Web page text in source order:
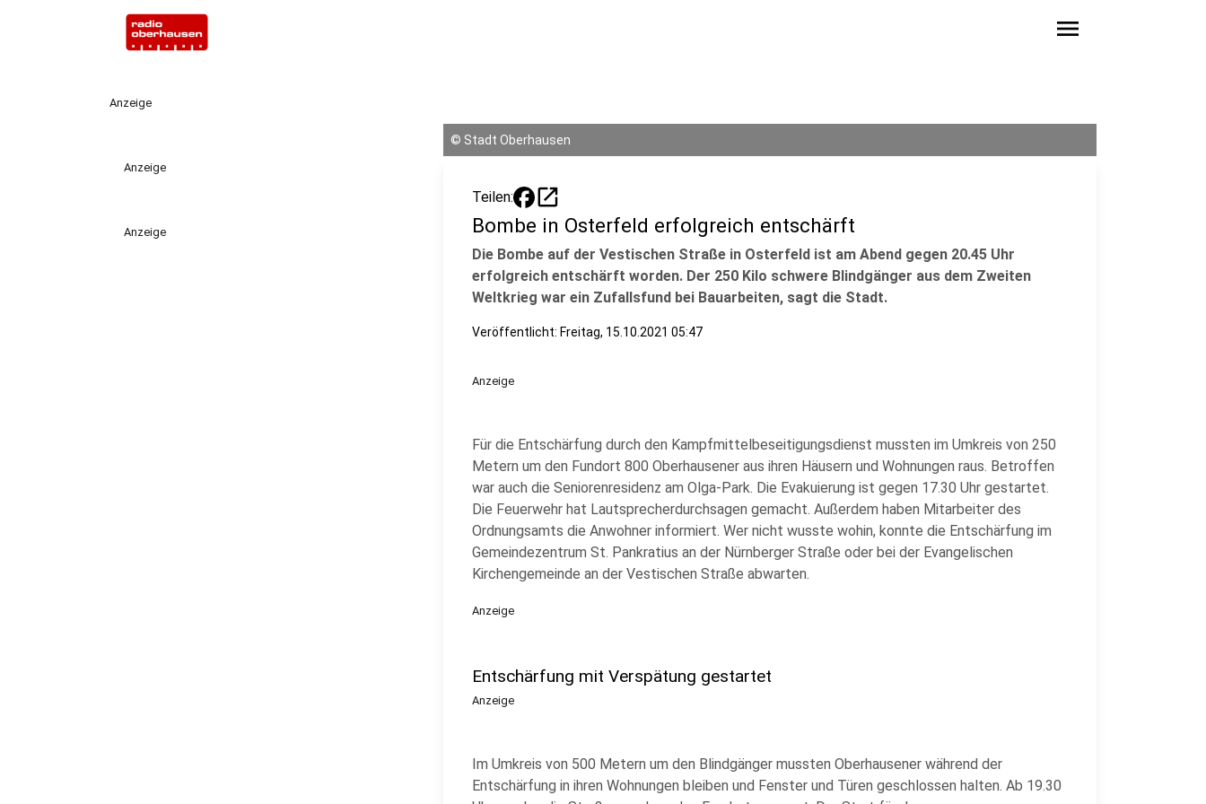
menu
Anzeige
Anzeige
Anzeige
© Stadt Oberhausen
Teilen: open_in_new
Bombe in Osterfeld erfolgreich entschärft
Die Bombe auf der Vestischen Straße in Osterfeld ist am Abend gegen 20.45 Uhr
erfolgreich entschärft worden. Der 250 Kilo schwere Blindgänger aus dem Zweiten
Weltkrieg war ein Zufallsfund bei Bauarbeiten, sagt die Stadt.
Veröffentlicht: Freitag, 15.10.2021 05:47
Anzeige
Für die Entschärfung durch den Kampfmittelbeseitigungsdienst mussten im Umkreis von 250
Metern um den Fundort 800 Oberhausener aus ihren Häusern und Wohnungen raus. Betroffen
war auch die Seniorenresidenz am Olga-Park. Die Evakuierung ist gegen 17.30 Uhr gestartet.
Die Feuerwehr hat Lautsprecherdurchsagen gemacht. Außerdem haben Mitarbeiter des
Ordnungsamts die Anwohner informiert. Wer nicht wusste wohin, konnte die Entschärfung im
Gemeindezentrum St. Pankratius an der Nürnberger Straße oder bei der Evangelischen
Kirchengemeinde an der Vestischen Straße abwarten.
Anzeige
Entschärfung mit Verspätung gestartet
Anzeige
Im Umkreis von 500 Metern um den Blindgänger mussten Oberhausener während der
Entschärfung in ihren Wohnungen bleiben und Fenster und Türen geschlossen halten. Ab 19.30